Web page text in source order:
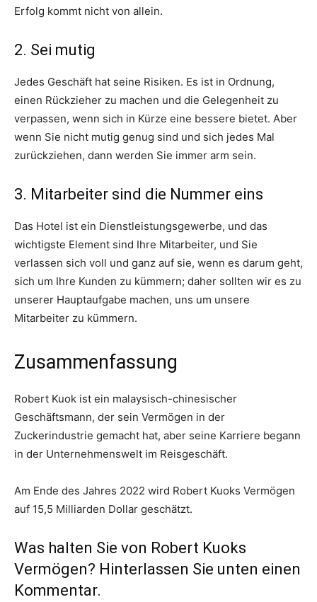
Erfolg kommt nicht von allein.
2. Sei mutig
Jedes Geschäft hat seine Risiken. Es ist in Ordnung,
einen Rückzieher zu machen und die Gelegenheit zu
verpassen, wenn sich in Kürze eine bessere bietet. Aber
wenn Sie nicht mutig genug sind und sich jedes Mal
zurückziehen, dann werden Sie immer arm sein.
3. Mitarbeiter sind die Nummer eins
Das Hotel ist ein Dienstleistungsgewerbe, und das
wichtigste Element sind Ihre Mitarbeiter, und Sie
verlassen sich voll und ganz auf sie, wenn es darum geht,
sich um Ihre Kunden zu kümmern; daher sollten wir es zu
unserer Hauptaufgabe machen, uns um unsere
Mitarbeiter zu kümmern.
Zusammenfassung
Robert Kuok ist ein malaysisch-chinesischer
Geschäftsmann, der sein Vermögen in der
Zuckerindustrie gemacht hat, aber seine Karriere begann
in der Unternehmenswelt im Reisgeschäft.
Am Ende des Jahres 2022 wird Robert Kuoks Vermögen
auf 15,5 Milliarden Dollar geschätzt.
Was halten Sie von Robert Kuoks
Vermögen? Hinterlassen Sie unten einen
Kommentar.